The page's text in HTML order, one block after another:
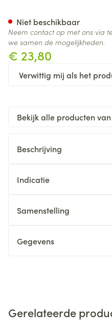
€ 23,80
Verwittig mij als het
Niet beschikbaar
Neem contact op met ons via
we samen de mogelijkheden.
Bekijk alle producten
Beschrijving
Indicatie
Samenstelling
Gegevens
Gerelateerde